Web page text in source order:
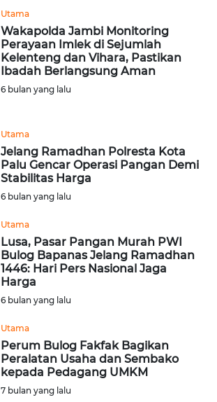
Utama
Wakapolda Jambi Monitoring
Perayaan Imlek di Sejumlah
Kelenteng dan Vihara, Pastikan
Ibadah Berlangsung Aman
6 bulan yang lalu
Utama
Jelang Ramadhan Polresta Kota
Palu Gencar Operasi Pangan Demi
Stabilitas Harga
6 bulan yang lalu
Utama
Lusa, Pasar Pangan Murah PWI
Bulog Bapanas Jelang Ramadhan
1446: Hari Pers Nasional Jaga
Harga
6 bulan yang lalu
Utama
Perum Bulog Fakfak Bagikan
Peralatan Usaha dan Sembako
kepada Pedagang UMKM
7 bulan yang lalu